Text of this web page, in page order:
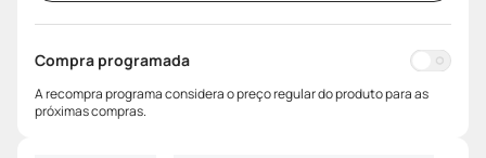
Compra programada
A recompra programa considera o preço regular do produto para as
próximas compras.